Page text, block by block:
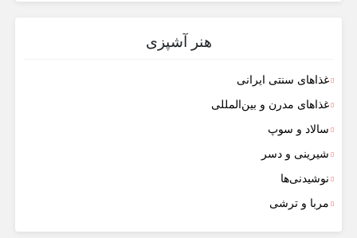
هنر آشپزی
غذاهای سنتی ایرانی
غذاهای مدرن و بین‌المللی
سالاد و سوپ
شیرینی و دسر
نوشیدنی‌ها
مربا و ترشی